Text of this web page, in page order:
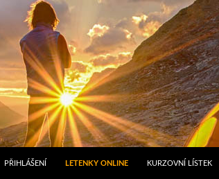
PŘIHLÁŠENÍ LETENKY ONLINE KURZOVNÍ LÍSTEK